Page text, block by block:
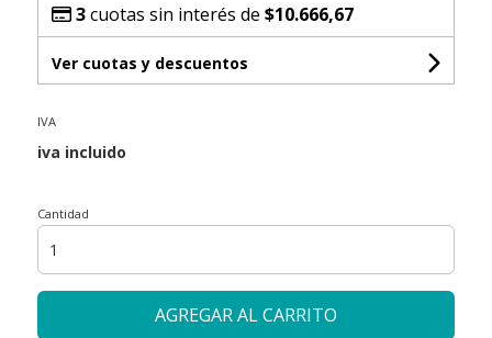
3cuotas sin interés de $10.666,67
Ver cuotas y descuentos
IVA
Cantidad
AGREGAR AL CARRITO